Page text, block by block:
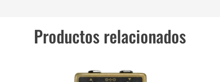
Productos relacionados